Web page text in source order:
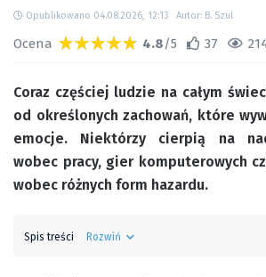
Opublikowano 04.08.2026, 12:13 Autor: B. Szul
Ocena 4.8/5 37
Coraz częściej ludzie na całym
od określonych zachowań, które
emocje. Niektórzy cierpią na
wobec pracy, gier komputerowych
wobec różnych form hazardu.
Spis treści Rozwiń